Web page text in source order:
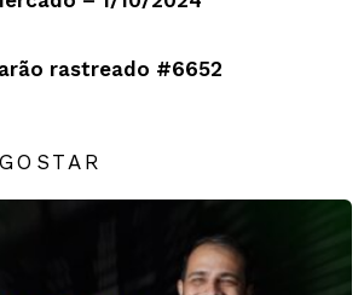
rastreado #6652